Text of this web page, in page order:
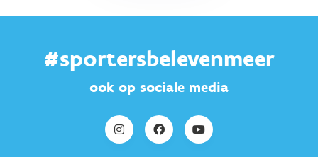
#sportersbelevenmeer
ook op sociale media